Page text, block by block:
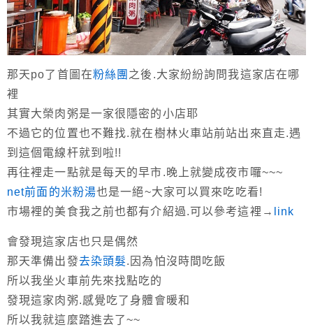
那天po了首圖在粉絲團 之後.大家紛紛詢問我這家店在哪
裡
其實大榮肉粥是一家很隱密的小店耶
不過它的位置也不難找.就在樹林火車站前站出來直走.遇
到這個電線杆就到啦!!
再往裡走一點就是每天的早市.晚上就變成夜市囉~~~
net前面的米粉湯也是一絕~大家可以買來吃吃看!
市場裡的美食我之前也都有介紹過.可以參考這裡→ link
會發現這家店也只是偶然
那天準備出發去染頭髮.因為怕沒時間吃飯
所以我坐火車前先來找點吃的
發現這家肉粥.感覺吃了身體會暖和
所以我就這麼踏進去了~~